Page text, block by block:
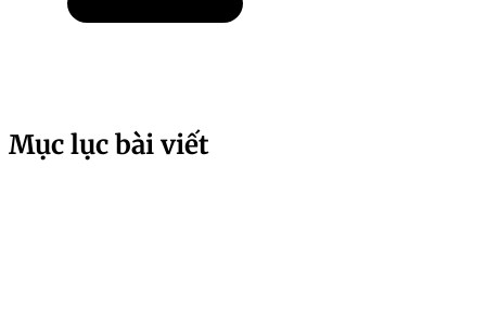
Mục lục bài viết